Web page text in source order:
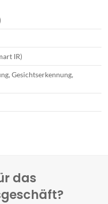
IR)
Gesichtserkennung,
das